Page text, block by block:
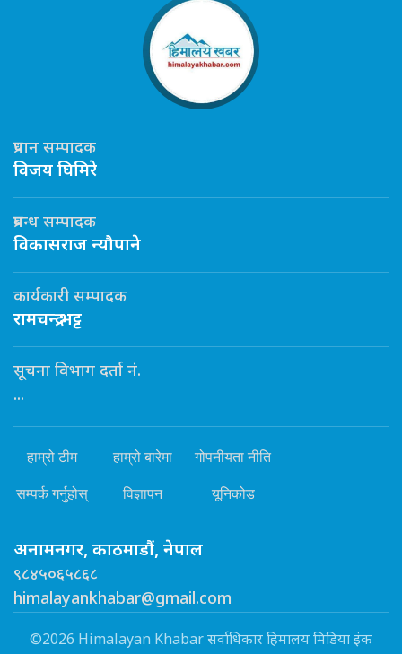
प्रधान सम्पादक
विजय घिमिरे
प्रबन्ध सम्पादक
विकासराज न्यौपाने
कार्यकारी सम्पादक
रामचन्द्र भट्ट
सूचना विभाग दर्ता नं.
...
हाम्रो टीम हाम्रो बारेमा गोपनीयता नीति
सम्पर्क गर्नुहोस् विज्ञापन यूनिकोड
अनामनगर, काठमाडौं, नेपाल
९८४५०६५८६८
himalayankhabar@gmail.com
©2026 Himalayan Khabar सर्वाधिकार हिमालय मिडिया इंक